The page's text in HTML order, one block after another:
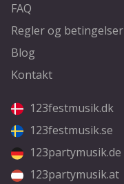
FAQ
Regler og betingelser
Blog
Kontakt
123festmusik.dk
123festmusik.se
123partymusik.de
123partymusik.at